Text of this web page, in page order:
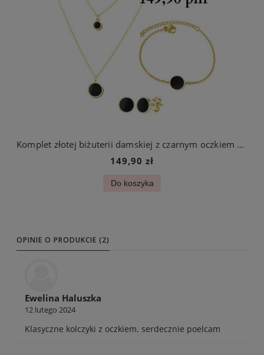
Komplet złotej biżuterii damskiej z czarnym oczkiem stal chirurgiczna
149,90 zł
Do koszyka
OPINIE O PRODUKCIE (2)
Ewelina Haluszka
12 lutego 2024
Klasyczne kolczyki z oczkiem. serdecznie poelcam